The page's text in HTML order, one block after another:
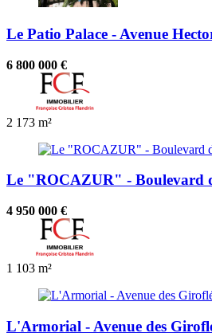
Le Patio Palace - Avenue
6 800 000 €
2 173 m²
Le "ROCAZUR" - Boulevard
4 950 000 €
1 103 m²
L'Armorial - Avenue des